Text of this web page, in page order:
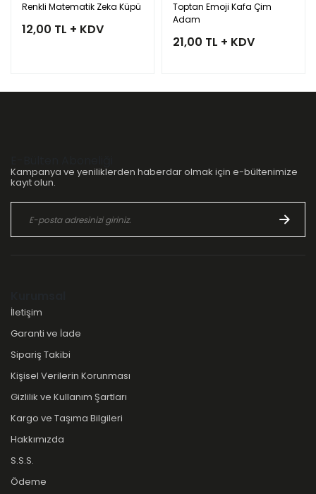
Renkli Matematik Zeka Küpü
12,00 TL + KDV
Toptan Emoji Kafa Çim
Adam
21,00 TL + KDV
Kampanya ve yeniliklerden haberdar olmak için e-bültenimize
kayıt olun.
İletişim
Garanti ve İade
Sipariş Takibi
Kişisel Verilerin Korunması
Gizlilik ve Kullanım Şartları
Kargo ve Taşıma Bilgileri
Hakkımızda
S.S.S.
Ödeme